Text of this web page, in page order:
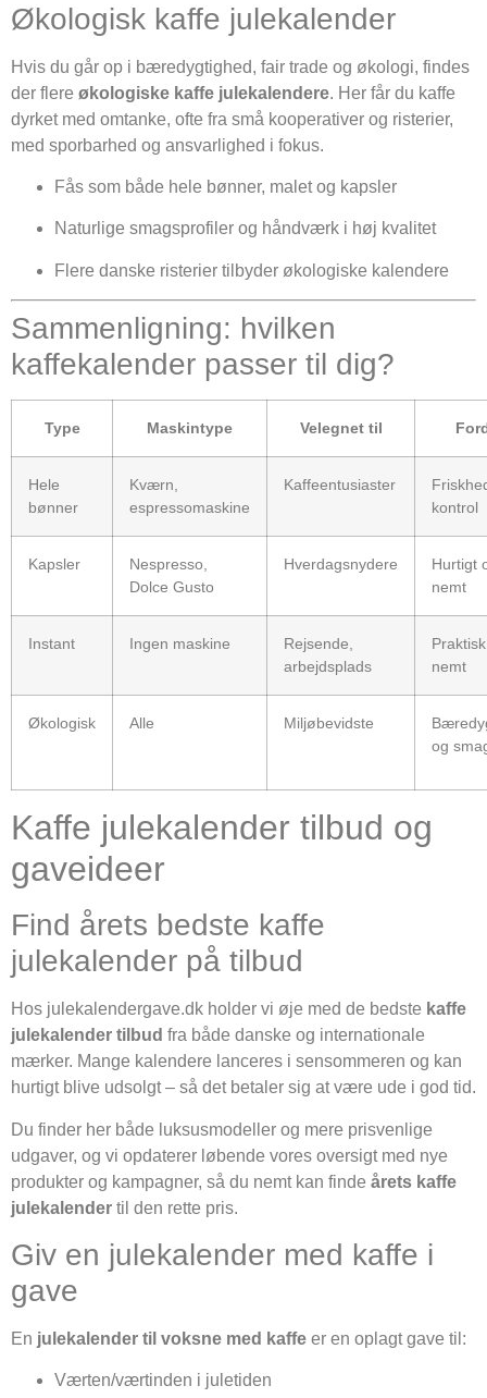
Økologisk kaffe julekalender
Hvis du går op i bæredygtighed, fair trade og økologi, findes
der flere økologiske kaffe julekalendere. Her får du kaffe
dyrket med omtanke, ofte fra små kooperativer og risterier,
med sporbarhed og ansvarlighed i fokus.
Fås som både hele bønner, malet og kapsler
Naturlige smagsprofiler og håndværk i høj kvalitet
Flere danske risterier tilbyder økologiske kalendere
Sammenligning: hvilken
kaffekalender passer til dig?
Type Maskintype Velegnet til
Hele
bønner
Kværn,
espressomaskine
Kaffeentusiaster
kontrol
Kapsler
Nespresso,
Dolce Gusto
Hverdagsnydere
Hurtigt
nemt
Instant Ingen maskine
Rejsende,
arbejdsplads
nemt
Økologisk Alle Miljøbevidste
og
Kaffe julekalender tilbud og
gaveideer
Find årets bedste kaffe
julekalender på tilbud
Hos julekalendergave.dk holder vi øje med de bedste kaffe
julekalender tilbud fra både danske og internationale
mærker. Mange kalendere lanceres i sensommeren og kan
hurtigt blive udsolgt – så det betaler sig at være ude i god tid.
Du finder her både luksusmodeller og mere prisvenlige
udgaver, og vi opdaterer løbende vores oversigt med nye
produkter og kampagner, så du nemt kan finde årets kaffe
julekalender til den rette pris.
Giv en julekalender med kaffe i
gave
En julekalender til voksne med kaffe er en oplagt gave til:
Værten/værtinden i juletiden